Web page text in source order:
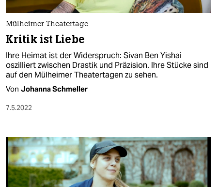
nord
wahrheit
verlag
verlag
veranstaltungen
fragen & hilfe
unterstützen
abo
Mülheimer Theatertage
Kritik ist Liebe
Ihre Heimat ist der Widerspruch: Sivan Ben Yishai
oszilliert zwischen Drastik und Präzision. Ihre Stücke sind
auf den Mülheimer Theatertagen zu sehen.
Von Johanna Schmeller
7.5.2022